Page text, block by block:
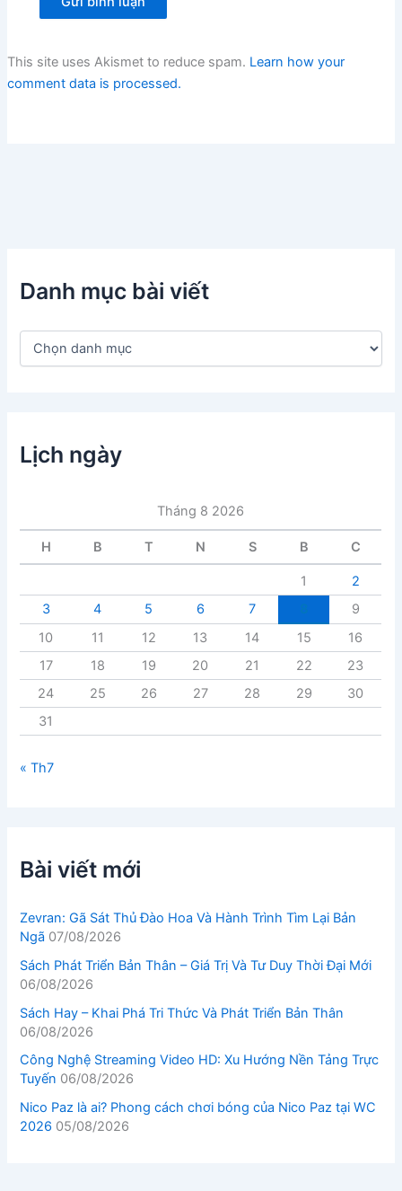
This site uses Akismet to reduce spam. Learn how your
comment data is processed.
Danh mục bài viết
D
c
b
i
Lịch ngày
Tháng 8 2026
H B T N S B C
1
2
3
4 5 6 7
9
10
11 12 13 14 15
16
17
18 19 20 21 22
23
24
25 26 27 28 29
30
31
« Th7
Bài viết mới
Zevran: Gã Sát Thủ Đào Hoa Và Hành Trình Tìm Lại Bản
Ngã 07/08/2026
Sách Phát Triển Bản Thân – Giá Trị Và Tư Duy Thời Đại Mới
06/08/2026
Sách Hay – Khai Phá Tri Thức Và Phát Triển Bản Thân
06/08/2026
Công Nghệ Streaming Video HD: Xu Hướng Nền Tảng Trực
Tuyến 06/08/2026
Nico Paz là ai? Phong cách chơi bóng của Nico Paz tại WC
2026 05/08/2026